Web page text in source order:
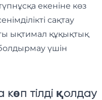
екеніне көз
сақтау
ықтимал құқықтық
үшін
тілді қолдау